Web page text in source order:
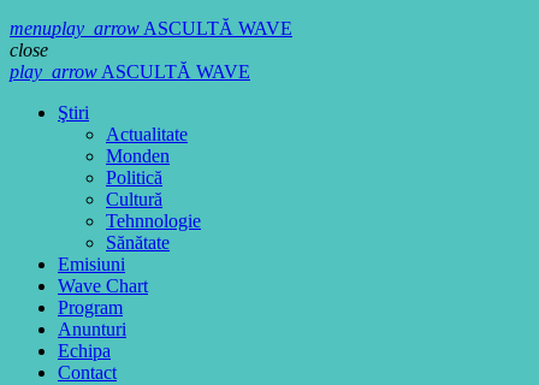
menuplay_arrowASCULTĂ WAVE
close
play_arrowASCULTĂ WAVE
Ştiri
Actualitate
Monden
Politică
Cultură
Tehnnologie
Sănătate
Emisiuni
Wave Chart
Program
Anunturi
Echipa
Contact